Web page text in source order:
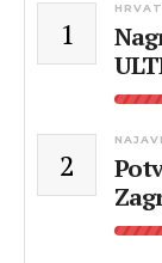
1
2